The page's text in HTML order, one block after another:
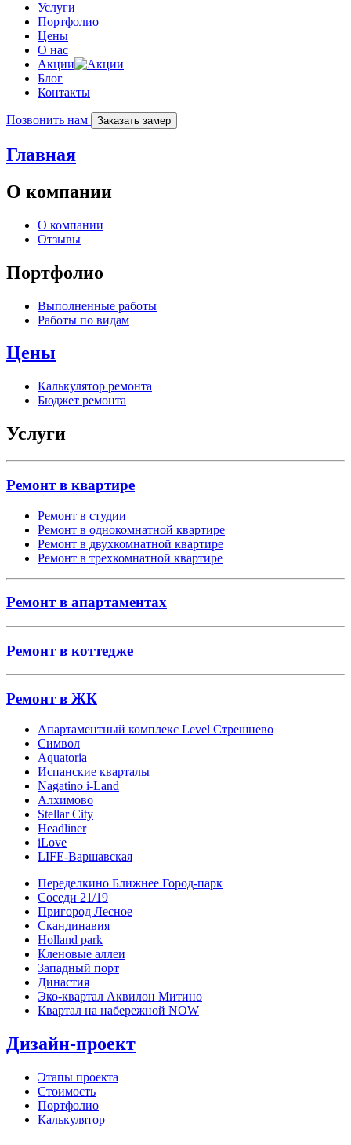
Услуги
Портфолио
Цены
О нас
Акции
Блог
Контакты
Позвонить нам Заказать замер
Главная
О компании
О компании
Отзывы
Портфолио
Выполненные работы
Работы по видам
Цены
Калькулятор ремонта
Бюджет ремонта
Услуги
Ремонт в квартире
Ремонт в студии
Ремонт в однокомнатной квартире
Ремонт в двухкомнатной квартире
Ремонт в трехкомнатной квартире
Ремонт в апартаментах
Ремонт в коттедже
Ремонт в ЖК
Апартаментный комплекс Level Стрешнево
Символ
Aquatoria
Испанские кварталы
Nagatino i-Land
Алхимово
Stellar City
Headliner
iLove
LIFE-Варшавская
Переделкино Ближнее Город-парк
Соседи 21/19
Пригород Лесное
Скандинавия
Holland park
Кленовые аллеи
Западный порт
Династия
Эко-квартал Аквилон Митино
Квартал на набережной NOW
Дизайн-проект
Этапы проекта
Стоимость
Портфолио
Калькулятор